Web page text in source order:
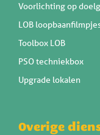
Voorlichting op
LOB
Toolbox LOB
PSO techniekbox
Upgrade lokalen
Overige